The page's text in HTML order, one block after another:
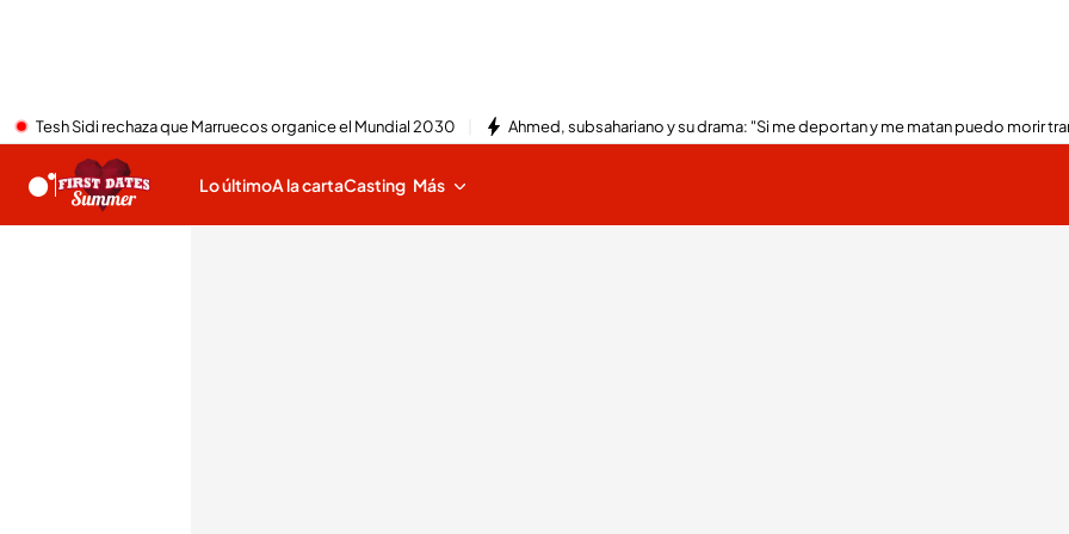
Tesh Sidi rechaza que Marruecos organice el Mundial 2030 Ahmed, subsahariano y su drama: "Si me deportan y me matan puedo morir
Lo últimoA la cartaCasting Más